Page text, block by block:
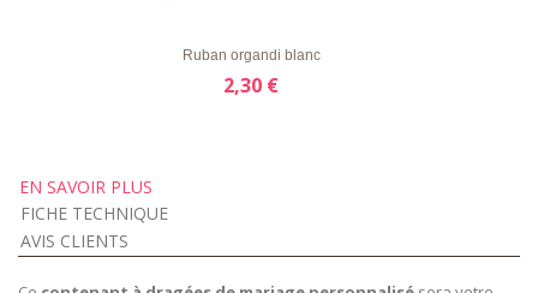
Ruban organdi blanc
2,30 €
EN SAVOIR PLUS
FICHE TECHNIQUE
AVIS CLIENTS